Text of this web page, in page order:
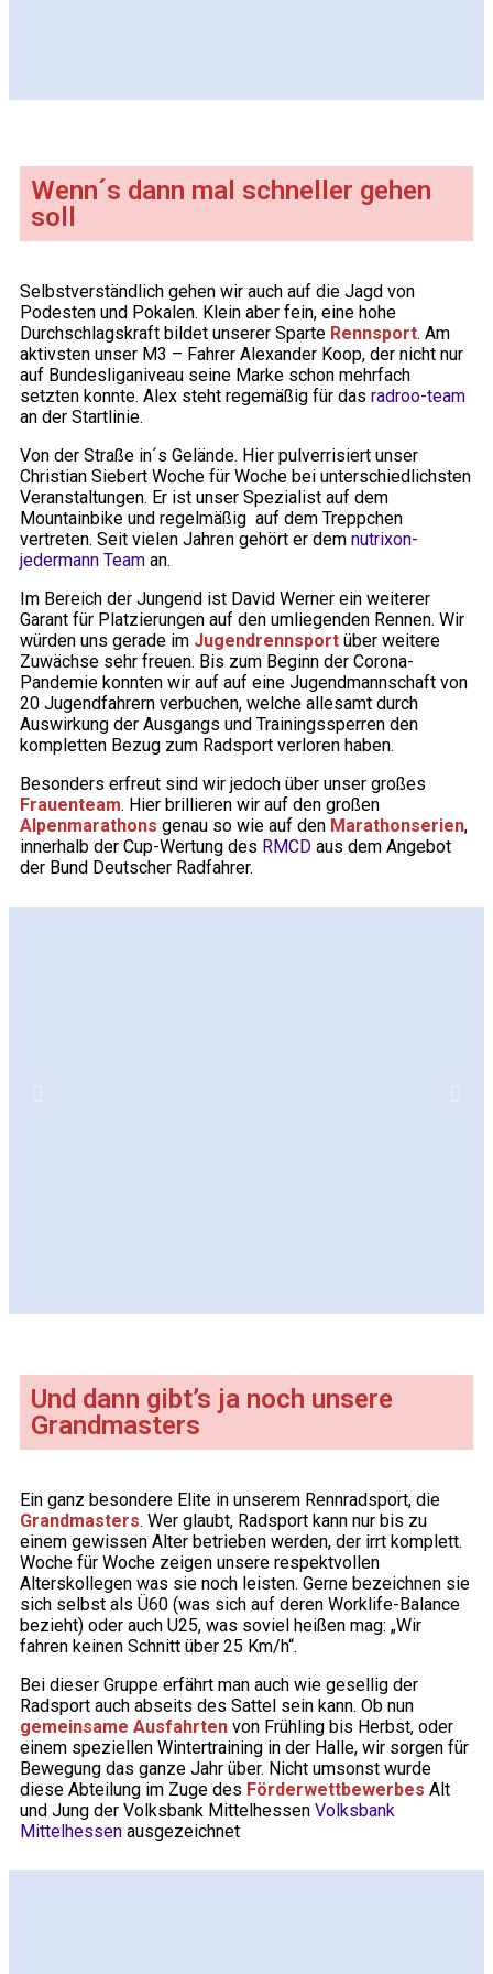
Wenn´s dann mal schneller gehen
soll
Selbstverständlich gehen wir auch auf die Jagd von
Podesten und Pokalen. Klein aber fein, eine hohe
Durchschlagskraft bildet unserer Sparte Rennsport. Am
aktivsten unser M3 – Fahrer Alexander Koop, der nicht nur
auf Bundesliganiveau seine Marke schon mehrfach
setzten konnte. Alex steht regemäßig für das radroo-team
an der Startlinie.
Von der Straße in´s Gelände. Hier pulverrisiert unser
Christian Siebert Woche für Woche bei unterschiedlichsten
Veranstaltungen. Er ist unser Spezialist auf dem
Mountainbike und regelmäßig auf dem Treppchen
vertreten. Seit vielen Jahren gehört er dem nutrixon-
jedermann Team an.
Im Bereich der Jungend ist David Werner ein weiterer
Garant für Platzierungen auf den umliegenden Rennen. Wir
würden uns gerade im Jugendrennsport über weitere
Zuwächse sehr freuen. Bis zum Beginn der Corona-
Pandemie konnten wir auf auf eine Jugendmannschaft von
20 Jugendfahrern verbuchen, welche allesamt durch
Auswirkung der Ausgangs und Trainingssperren den
kompletten Bezug zum Radsport verloren haben.
Besonders erfreut sind wir jedoch über unser großes
Frauenteam. Hier brillieren wir auf den großen
Alpenmarathons genau so wie auf den Marathonserien,
innerhalb der Cup-Wertung des RMCD aus dem Angebot
der Bund Deutscher Radfahrer.
Und dann gibt’s ja noch unsere
Grandmasters
Ein ganz besondere Elite in unserem Rennradsport, die
Grandmasters. Wer glaubt, Radsport kann nur bis zu
einem gewissen Alter betrieben werden, der irrt komplett.
Woche für Woche zeigen unsere respektvollen
Alterskollegen was sie noch leisten. Gerne bezeichnen sie
sich selbst als Ü60 (was sich auf deren Worklife-Balance
bezieht) oder auch U25, was soviel heißen mag: „Wir
fahren keinen Schnitt über 25 Km/h“.
Bei dieser Gruppe erfährt man auch wie gesellig der
Radsport auch abseits des Sattel sein kann. Ob nun
gemeinsame Ausfahrten von Frühling bis Herbst, oder
einem speziellen Wintertraining in der Halle, wir sorgen für
Bewegung das ganze Jahr über. Nicht umsonst wurde
diese Abteilung im Zuge des Förderwettbewerbes Alt
und Jung der Volksbank Mittelhessen Volksbank
Mittelhessen ausgezeichnet